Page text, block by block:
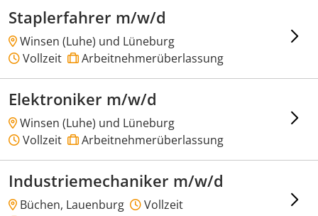
Staplerfahrer m/w/d
Winsen (Luhe) und Lüneburg
Vollzeit
Arbeitnehmerüberlassung
Elektroniker m/w/d
Winsen (Luhe) und Lüneburg
Vollzeit
Arbeitnehmerüberlassung
Industriemechaniker m/w/d
Büchen, Lauenburg
Vollzeit